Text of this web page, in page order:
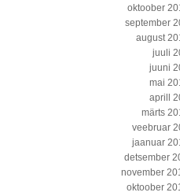
oktoober
september
august
juuli
juuni
mai
aprill
märts
veebruar
jaanuar
detsember
november
oktoober